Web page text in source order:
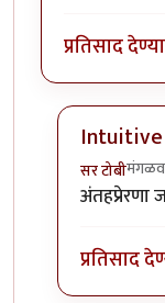
प्रतिसाद
Intuitive
सर टोबी
In reply to
अंतहप्रेरणा
प्रतिसाद